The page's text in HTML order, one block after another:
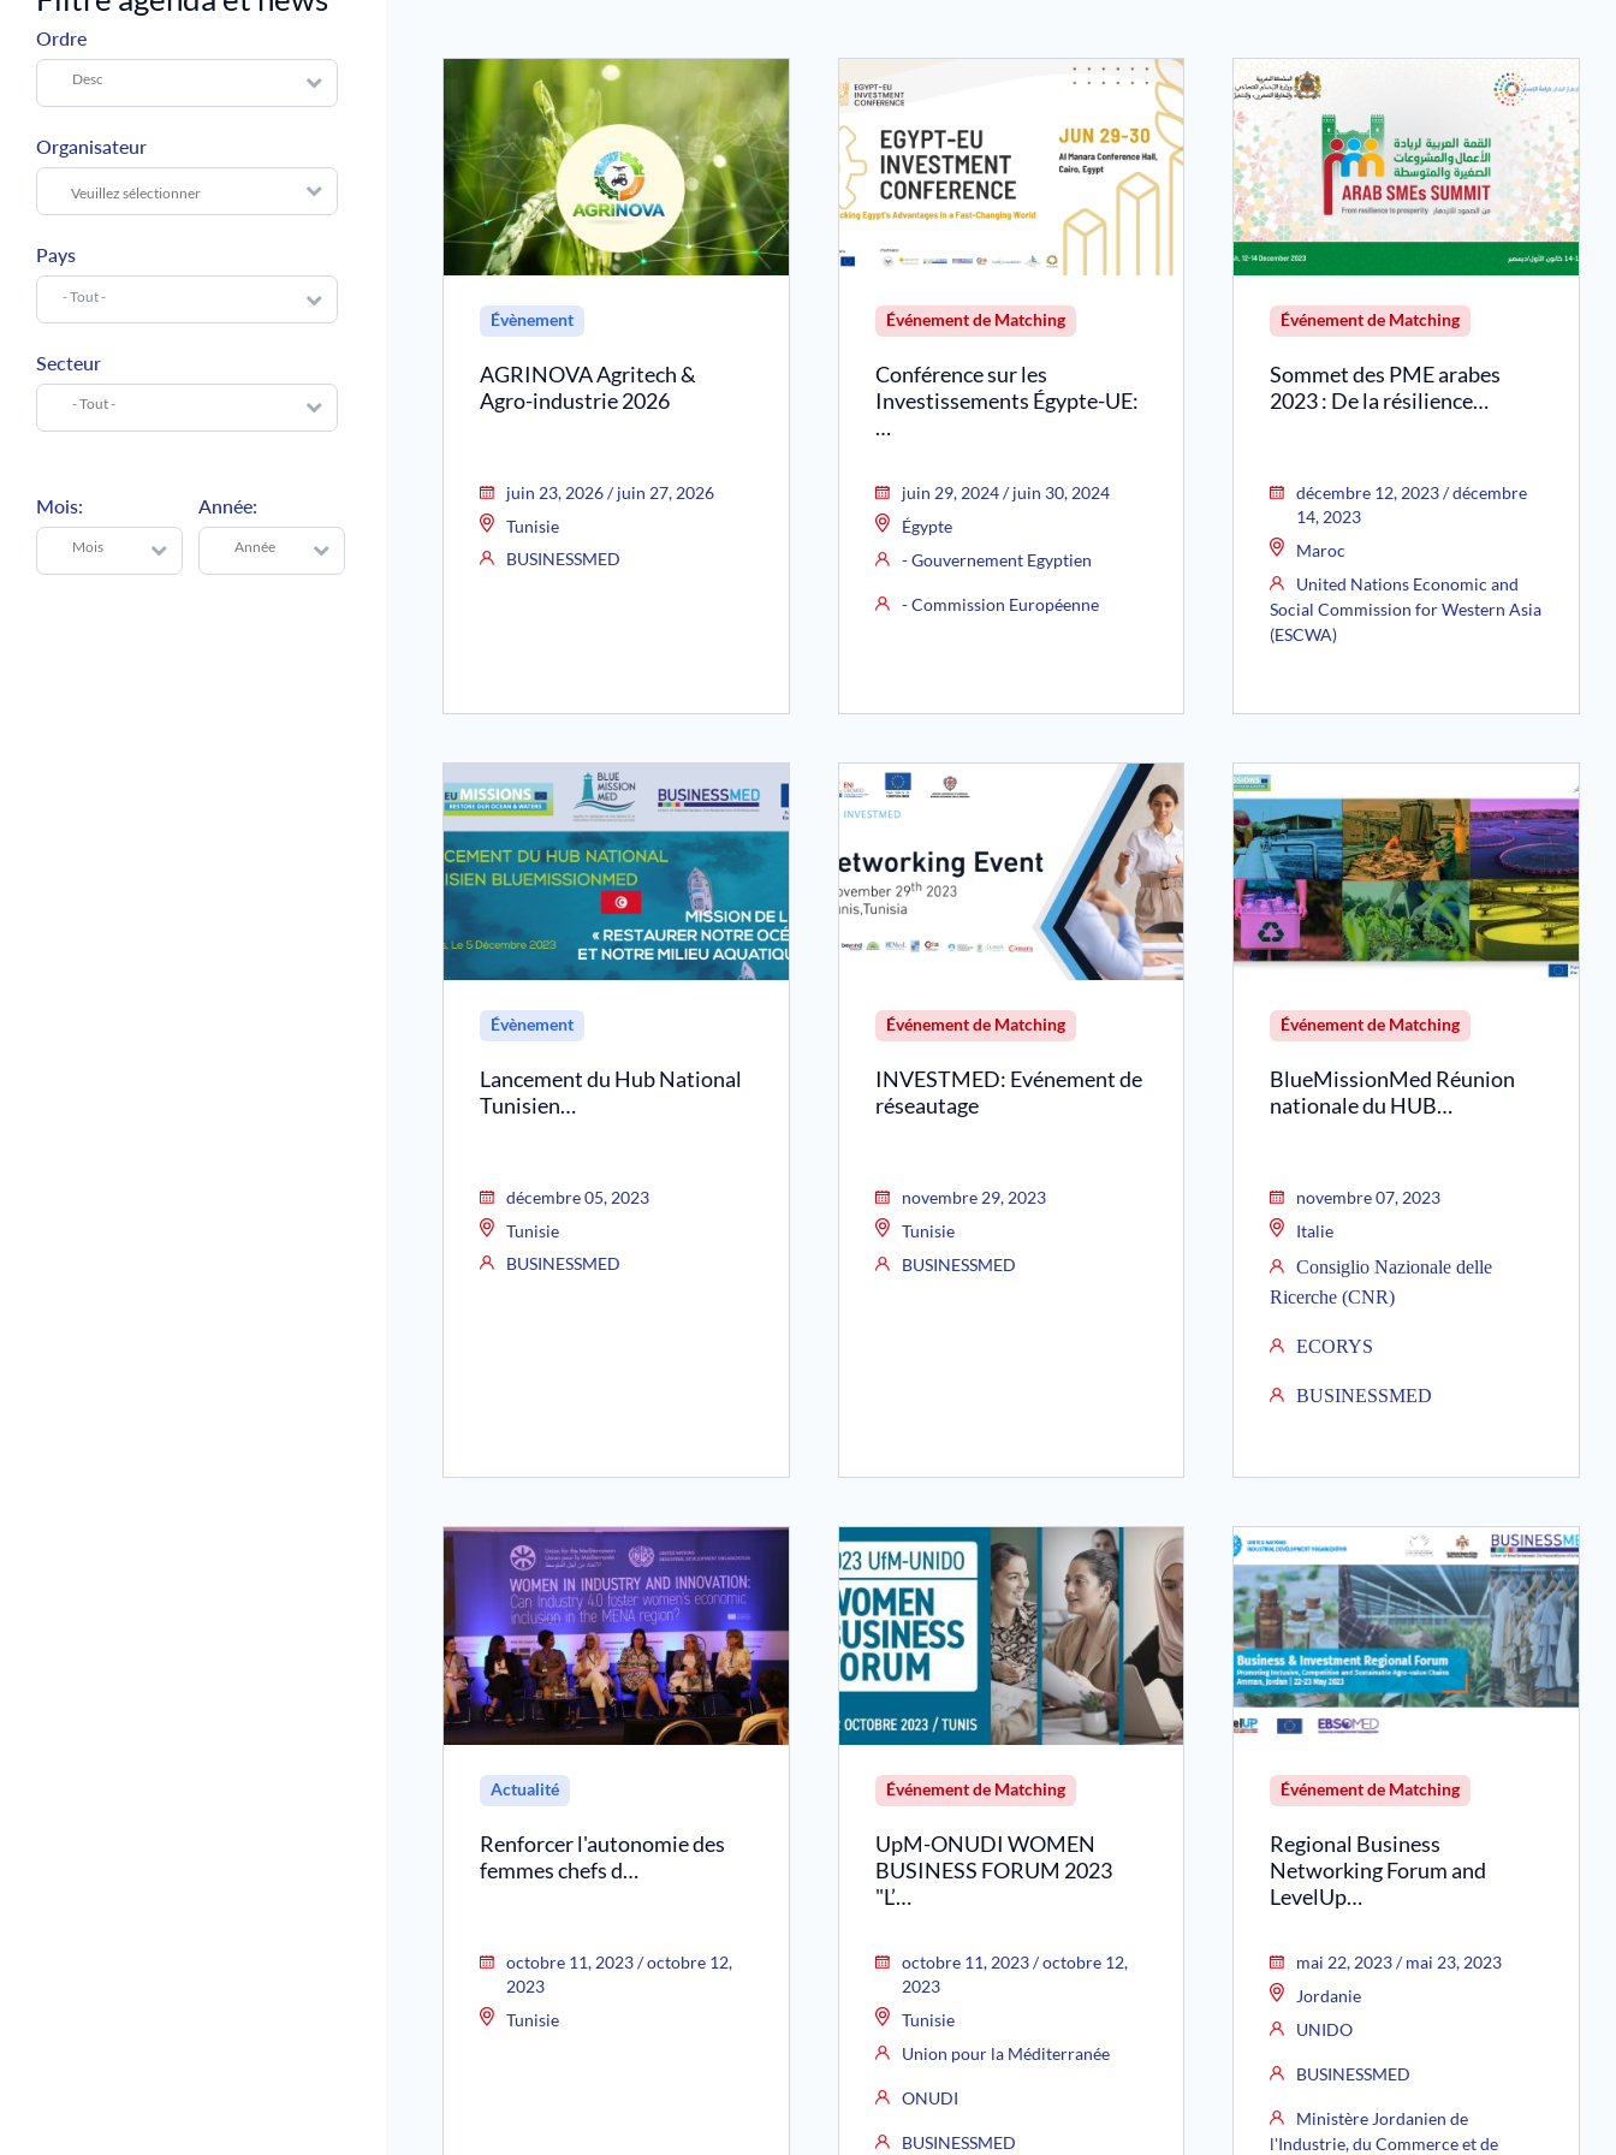
Ordre
Desc
Organisateur
Pays
Secteur
- Tout -
Mois:
Mois
Année:
Année
Évènement
AGRINOVA Agritech &
Agro-industrie 2026
juin 23, 2026 / juin 27, 2026
Tunisie
BUSINESSMED
Événement de Matching
Conférence sur les
Investissements Égypte-UE:
…
juin 29, 2024 / juin 30, 2024
Égypte
- Gouvernement Egyptien
- Commission Européenne
Événement de Matching
Sommet des PME arabes
2023 : De la résilience…
décembre 12, 2023 / décembre
14, 2023
Maroc
United Nations Economic and
Social Commission for Western Asia
(ESCWA)
Évènement
Lancement du Hub National
Tunisien…
décembre 05, 2023
Tunisie
BUSINESSMED
Événement de Matching
INVESTMED: Evénement de
réseautage
novembre 29, 2023
Tunisie
BUSINESSMED
Événement de Matching
BlueMissionMed Réunion
nationale du HUB…
novembre 07, 2023
Italie
Consiglio Nazionale delle
Ricerche (CNR)
ECORYS
BUSINESSMED
Actualité
Renforcer l'autonomie des
femmes chefs d…
octobre 11, 2023 / octobre 12,
2023
Tunisie
Événement de Matching
UpM-ONUDI WOMEN
BUSINESS FORUM 2023
"L’…
octobre 11, 2023 / octobre 12,
2023
Tunisie
Union pour la Méditerranée
ONUDI
BUSINESSMED
Événement de Matching
Regional Business
Networking Forum and
LevelUp…
mai 22, 2023 / mai 23, 2023
Jordanie
UNIDO
BUSINESSMED
Ministère Jordanien de
l'Industrie, du Commerce et de